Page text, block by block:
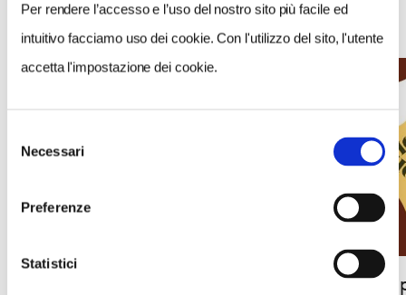
Per rendere l’accesso e l’uso del nostro sito più facile ed
intuitivo facciamo uso dei cookie. Con l'utilizzo del sito, l'utente
accetta l'impostazione dei cookie.
delNecessari
Preferenze
Statistici
NEWS